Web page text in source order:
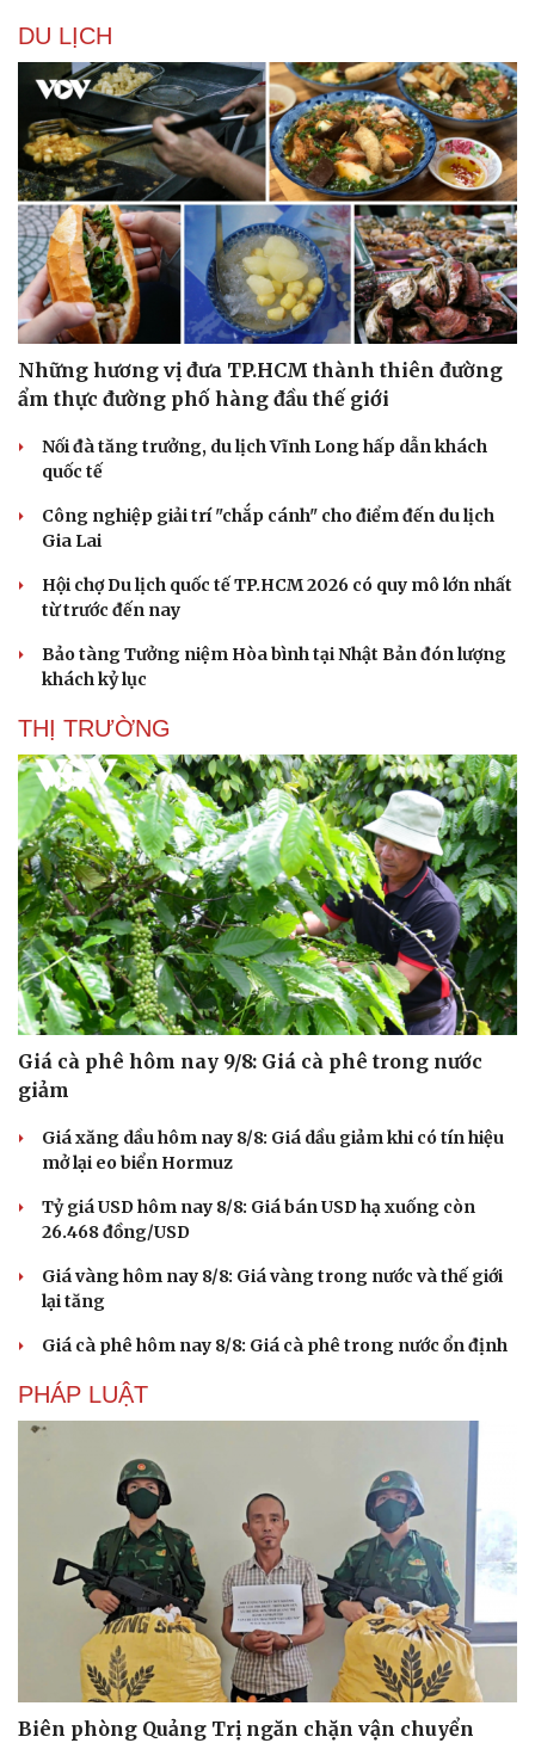
Sức khỏe
Dinh dưỡng - món ngon
Cây thuốc
Sản phụ khoa
Nhi khoa
Nam khoa
Làm đẹp - giảm cân
Phòng mạch online
Ăn sạch sống khỏe
Đời sống
Nhà đẹp
Blog
Tình yêu - Gia đình
DU LỊCH
Những hương vị đưa TP.HCM thành thiên đường
ẩm thực đường phố hàng đầu thế giới
Nối đà tăng trưởng, du lịch Vĩnh Long hấp dẫn khách
quốc tế
Công nghiệp giải trí "chắp cánh" cho điểm đến du lịch
Gia Lai
Hội chợ Du lịch quốc tế TP.HCM 2026 có quy mô lớn nhất
từ trước đến nay
Bảo tàng Tưởng niệm Hòa bình tại Nhật Bản đón lượng
khách kỷ lục
THỊ TRƯỜNG
Giá cà phê hôm nay 9/8: Giá cà phê trong nước
giảm
Giá xăng dầu hôm nay 8/8: Giá dầu giảm khi có tín hiệu
mở lại eo biển Hormuz
Tỷ giá USD hôm nay 8/8: Giá bán USD hạ xuống còn
26.468 đồng/USD
Giá vàng hôm nay 8/8: Giá vàng trong nước và thế giới
lại tăng
Giá cà phê hôm nay 8/8: Giá cà phê trong nước ổn định
PHÁP LUẬT
Biên phòng Quảng Trị ngăn chặn vận chuyển